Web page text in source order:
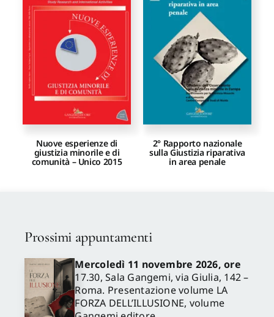
Proposte di pubblicazione
Gangemi Editore
Newsletter
Nuove esperienze di
giustizia minorile e di
comunità – Unico 2015
2° Rapporto nazionale
sulla Giustizia riparativa
in area penale
Prossimi appuntamenti
Mercoledì 11 novembre 2026, ore
17.30, Sala Gangemi, via Giulia, 142 –
Roma. Presentazione volume LA
FORZA DELL’ILLUSIONE, volume